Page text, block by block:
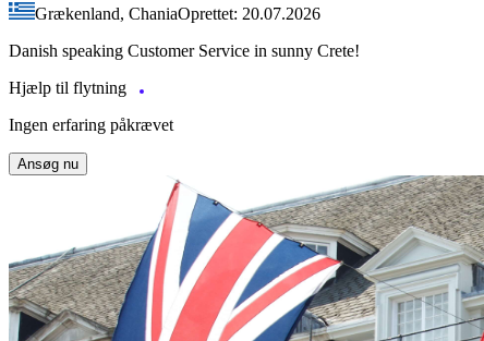
Grækenland, ChaniaOprettet: 20.07.2026
Danish speaking Customer Service in sunny Crete!
Hjælp til flytning
Ingen erfaring påkrævet
Ansøg nu